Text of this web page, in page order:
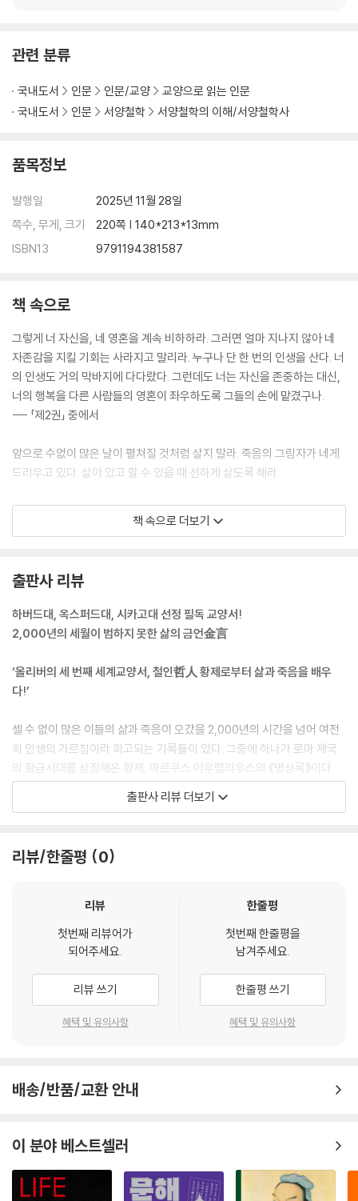
관련 분류
국내도서 인문 인문/교양
교양으로 읽는 인문
국내도서
인문 서양철학 서양철학의 이해/서양철학사
품목정보
발행일
2025년 11월 28일
쪽수, 무게, 크기
220쪽 | 140*213*13mm
ISBN13
9791194381587
책 속으로
그렇게 너 자신을, 네 영혼을 계속 비하하라. 그러면 얼마 지나지 않아 네
자존감을 지킬 기회는 사라지고 말리라. 누구나 단 한 번의 인생을 산다. 너
의 인생도 거의 막바지에 다다랐다. 그런데도 너는 자신을 존중하는 대신,
너의 행복을 다른 사람들의 영혼이 좌우하도록 그들의 손에 맡겼구나.
--- 「제2권」 중에서
앞으로 수없이 많은 날이 펼쳐질 것처럼 살지 말라. 죽음의 그림자가 네게
드리우고 있다. 살아 있고 할 수 있을 때 선하게 살도록 해라.
기억하라. 얼마나 많은 의사가 눈살을 찌푸리며 수없이 임종을 지키며 살
다가 결국은 그들 자신도 죽음을 맞이했는지. 거만하게 다른 사람들의 마
얼마나 많은 폭군이 마치 자신은 불멸의 존재라도 되는 양 극악무도하게
백성의 생사여탈권을 휘둘렀던가. 헬리케, 폼페이, 헤르쿨라네움 등 얼마
나 셀 수 없이 많은 도시 전체가 완전히 잿더미가 되고 말았던가. 그리고 네
가 아는 지인들도 마찬가지다. 그들 역시 차례로 죽음을 맞았다. 제 손으로
다른 사람을 묻었던 사람도 결국 땅에 묻혔고, 그를 묻은 사람도 그다음 차
례가 되었다. 모두 한결같이 짧은 시간 안에 그렇게 되었다. 한마디로 요약
정액 한 방울이었는데, 내일이면 시체가 되어 방부 처리되거나 한 줌의 재
가 되고 만다. 이렇게 짧은 삶을 자연의 순리대로 살아라. 아무 불평 없이
삶을 내려놓아라.
--- 「제4권」 중에서
최고의 복수는 상대방처럼 되지 않는 것이다.
이 될 때가 아니라 행동의 주체가 될 때이다.
--- 「제9권」 중에서
예정된 시간에 어떤 행동이 멈춘다고 나쁠 것은 전혀 없다. 그 행동에 관여
한 사람도 마찬가지다. 우리가 ‘인생’이라 부르는 연속된 행동들도 마찬가
지다. 예정된 때에 삶이 끝난다면 조금도 해가 되지 않는다. 그래서 인생의
종점에 이르는 사람에게는 불평할 명분이 없다. 멈추는 시간과 지점은 본
면서 끊임없이 세상을 새롭게 하고 예정대로 돌아가게 만든다. 세상 만물
--- 「제12권」 중에서
책 속으로 더보기
출판사 리뷰
하버드대, 옥스퍼드대, 시카고대 선정 필독 교양서!
2,000년의 세월이 범하지 못한 삶의 금언金言
‘올리버의 세 번째 세계교양서, 철인哲人 황제로부터 삶과 죽음을 배우
다!’
셀 수 없이 많은 이들의 삶과 죽음이 오갔을 2,000년의 시간을 넘어 여전
히 인생의 가르침이라 회고되는 기록들이 있다. 그중에 하나가 로마 제국
의 황금시대를 상징해온 황제, 마르쿠스 아우렐리우스의 《명상록》이다.
어려서부터 최고의 교육만을 받아온 마르쿠스는 꾸준하고 진지하며 지적
인 면모를 보였으나, 스승들의 한결같은 고급 그리스어와 라틴어 낭독방식
양분을 구했다.
《명상록》은 마르쿠스 아우렐리우스의 이러한 기본적인 철학과 사상을 바
으로 기록한 책으로, 논증적인 글과 경구가 번갈아 나타난다. 인간의 영역
이 아닌 삶과 죽음, 자연 만물의 흐름 속에 우리의 의지로 가능한 것은 오직
만물의 흐름이라고 철인 황제는 이야기한다. 《명상록》에 담긴 그의 고뇌와
사상을 현대의 우리가 모두 이해하고 받아들이기는 어려울 것이다. 하지만
이 책을 관통하는 하나의 핵심을 잡는 것만으로도 삶에 임하는 우리의 마
출판사 리뷰 더보기
리뷰/한줄평 0
리뷰
첫번째 리뷰어가
되어주세요.
리뷰 쓰기
혜택 및 유의사항
한줄평
첫번째 한줄평을
남겨주세요.
한줄평 쓰기
혜택 및 유의사항
배송/반품/교환 안내
이 분야 베스트셀러